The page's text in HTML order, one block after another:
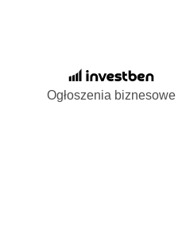
Ogłoszenia biznesowe